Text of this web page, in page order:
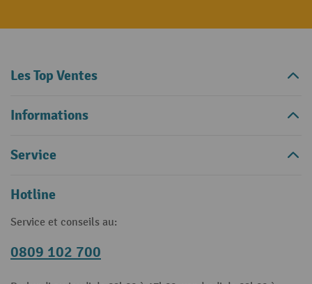
Les Top Ventes
Informations
Service
Hotline
Service et conseils au:
0809 102 700